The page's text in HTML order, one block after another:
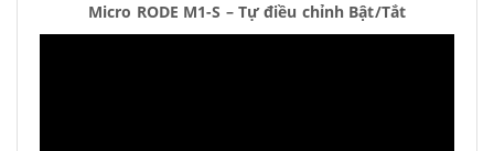
Micro RODE M1-S – Tự điều chỉnh Bật/Tắt